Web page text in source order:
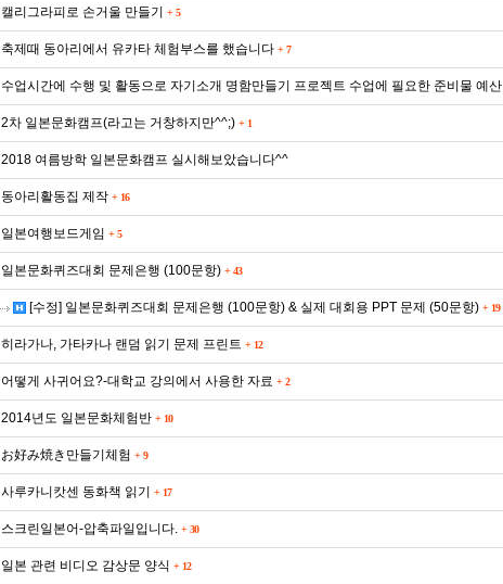
캘리그라피로 손거울 만들기 + 5
축제때 동아리에서 유카타 체험부스를 했습니다 + 7
수업시간에 수행 및 활동으로 자기소개 명함만들기 프로젝트 수업에 필요한 준비물 예산
2차 일본문화캠프(라고는 거창하지만^^;) + 1
2018 여름방학 일본문화캠프 실시해보았습니다^^
동아리활동집 제작 + 16
일본여행보드게임 + 5
일본문화퀴즈대회 문제은행 (100문항) + 43
[수정] 일본문화퀴즈대회 문제은행 (100문항) & 실제 대회용 PPT 문제 (50문항) + 19
히라가나, 가타카나 랜덤 읽기 문제 프린트 + 12
어떻게 사귀어요?-대학교 강의에서 사용한 자료 + 2
2014년도 일본문화체험반 + 10
お好み焼き만들기체험 + 9
사루카니캇센 동화책 읽기 + 17
스크린일본어-압축파일입니다. + 30
일본 관련 비디오 감상문 양식 + 12